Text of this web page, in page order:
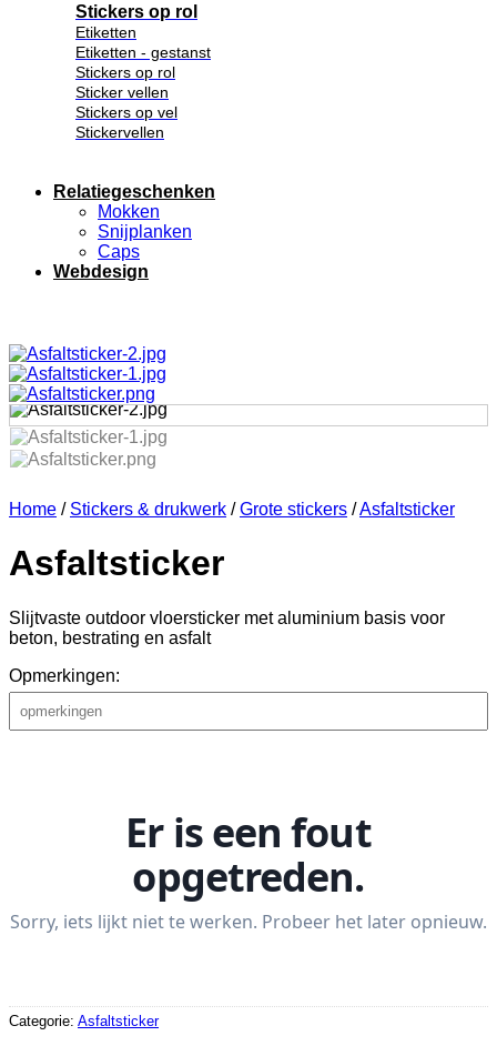
Stickers op rol
Etiketten
Etiketten - gestanst
Stickers op rol
Sticker vellen
Stickers op vel
Stickervellen
Relatiegeschenken
Mokken
Snijplanken
Caps
Webdesign
Home / Stickers & drukwerk / Grote stickers /Asfaltsticker
Asfaltsticker
Slijtvaste outdoor vloersticker met aluminium basis voor
beton, bestrating en asfalt
Opmerkingen:
Categorie: Asfaltsticker